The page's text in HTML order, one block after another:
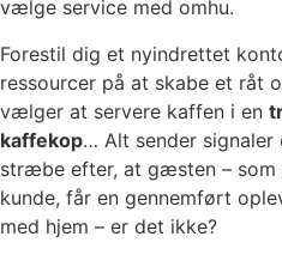
vælge service med omhu.
Forestil dig et nyindrettet
ressourcer på at skabe et råt
vælger at servere kaffen i en
kaffekop… Alt sender
stræbe efter, at gæsten – som
kunde, får en gennemført
med hjem – er det ikke?